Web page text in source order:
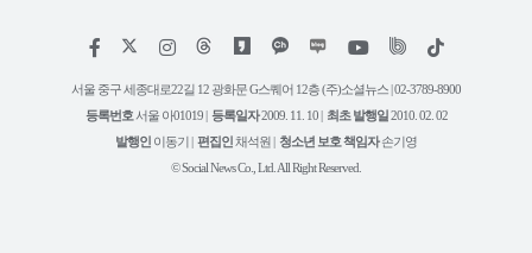
페
스
인
타
램
위
트
유
튜
틱
서울 중구 세종대로22길 12 광화문 G스퀘어 12층 (주)소셜뉴스 | 02-3789-8900
등록번호 서울 아01019 | 등록일자2009. 11. 10 | 최초 발행일 2010. 02. 02
발행인 이동기 | 편집인 채석원 | 청소년 보호 책임자손기영
© Social News Co., Ltd. All Right Reserved.